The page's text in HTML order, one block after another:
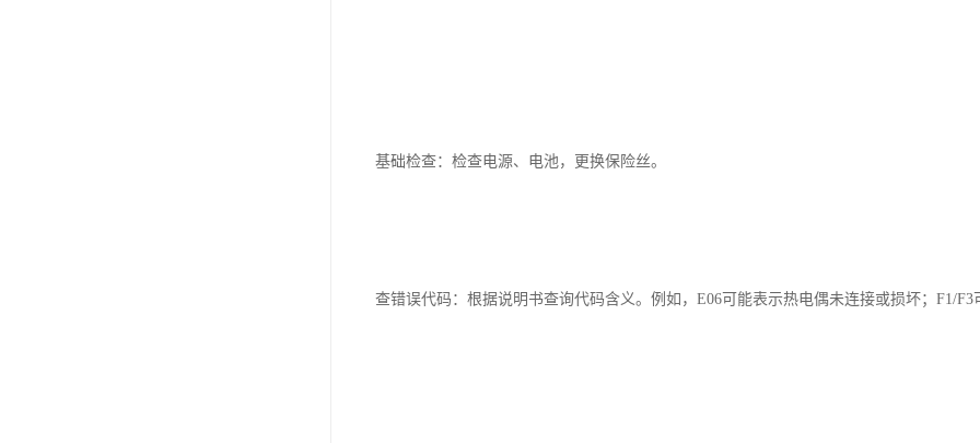
基础检查：检查电源、电池，更换保险丝。
查错误代码：根据说明书查询代码含义。例如，E06可能表示热电偶未连接或损坏；F1/